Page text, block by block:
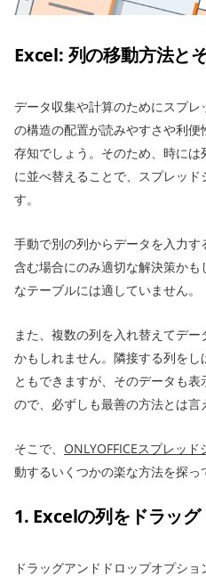
Excel: 列の移動方法と
データ収集や計算のためにスプ
の構造の配置が読みやすさや利
存知でしょう。そのため、時に
に並べ替えることで、スプレッ
す。
手動で別の列からデータを入力
含む場合にのみ適切な解決策か
なテーブルには適していません。
また、複数の列を入れ替えてデ
かもしれません。隣接する列を
ともできますが、そのデータも
ので、必ずしも最善の方法とは言
そこで、 ONLYOFFICEスプレッド
動するいくつかの楽な方法を探っ
1. Excelの列をドラッグ
ドラッグアンドドロップオプシ